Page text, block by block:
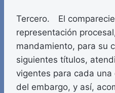
Tercero. El
representación
mandamiento, para su
siguientes títulos,
vigentes para cada
del embargo, y así,